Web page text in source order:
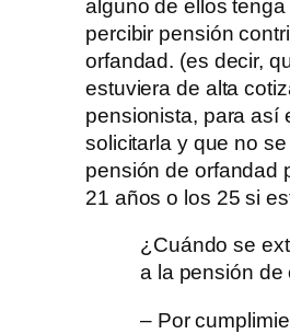
alguno de ellos
percibir pensión
orfandad. (es decir,
estuviera de alta
pensionista, para así
solicitarla y que no
pensión de orfandad
21 años o los 25 si
¿Cuándo se
a la pensión de
– Por